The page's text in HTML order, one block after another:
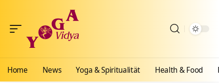
Home News Yoga & Spiritualität Health & Food